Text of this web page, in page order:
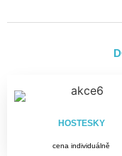
HOSTESKY
cena individuálně